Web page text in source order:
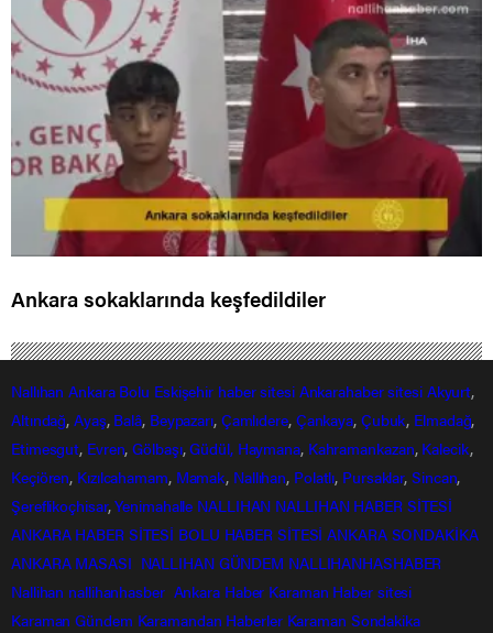
Ankara sokaklarında keşfedildiler
Nallıhan Ankara Bolu Eskişehir haber sitesi Ankarahabersitesi Akyurt,
Altındağ,Ayaş, Balâ, Beypazarı, Çamlıdere, Çankaya, Çubuk, Elmadağ,
Etimesgut, Evren,Gölbaşı,Güdül, Haymana, Kahramankazan, Kalecik,
Keçiören, Kızılcahamam, Mamak, Nallıhan, Polatlı, Pursaklar,Sincan,
Şereflikoçhisar,Yenimahalle NALLIHAN NALLIHAN HABER SİTESİ
ANKARA HABER SİTESİ BOLU HABER SİTESİ ANKARA SONDAKİKA
ANKARA MASASI NALLIHAN GÜNDEM NALLIHANHASHABER
Nallihan nallihanhasber Ankara Haber Karaman Haber sitesi
Karaman Gündem Karamandan Haberler Karaman Sondakika